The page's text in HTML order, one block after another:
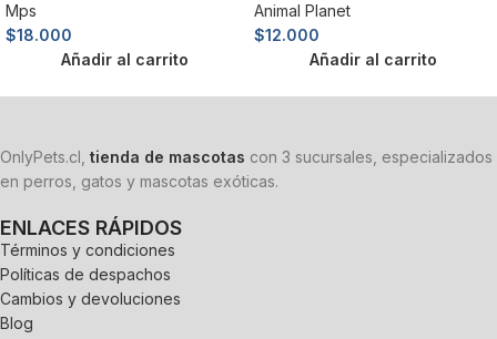
Mps
$18.000
Añadir al carrito
Animal Planet
$12.000
Añadir al carrito
OnlyPets.cl, tienda de mascotas con 3 sucursales, especializados
en perros, gatos y mascotas exóticas.
ENLACES RÁPIDOS
Términos y condiciones
Políticas de despachos
Cambios y devoluciones
Blog